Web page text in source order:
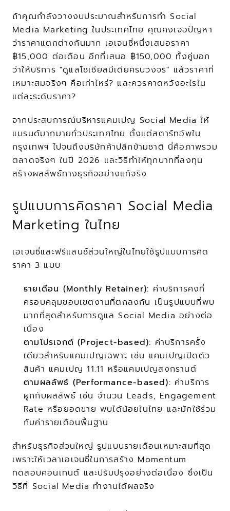
ถ้าคุณกำลังวางงบประมาณสำหรับการทำ Social
Media Marketing ในประเทศไทย คุณคงเจอปัญหา
ว่าราคาแตกต่างกันมาก เอเจนซี่หนึ่งเสนอราคา
฿15,000 ต่อเดือน อีกที่เสนอ ฿150,000 ทั้งคู่บอก
ว่าให้บริการ "ดูแลโซเชียลมีเดียครบวงจร" แล้วราคาที่
เหมาะสมจริงๆ คือเท่าไหร่? และควรคาดหวังอะไรใน
แต่ละระดับราคา?
จากประสบการณ์บริหารแคมเปญ Social Media ให้
แบรนด์มากมายทั่วประเทศไทย ตั้งแต่สตาร์ทอัพใน
กรุงเทพฯ ไปจนถึงบริษัทค้าปลีกข้ามชาติ นี่คือภาพรวม
ตลาดจริงๆ ในปี 2026 และวิธีทำให้ทุกบาทที่ลงทุน
สร้างผลลัพธ์ทางธุรกิจอย่างแท้จริง
รูปแบบการคิดราคา Social Media
Marketing ในไทย
เอเจนซี่และฟรีแลนซ์ส่วนใหญ่ในไทยใช้รูปแบบการคิด
ราคา 3 แบบ:
รายเดือน (Monthly Retainer): ค่าบริการคงที่
ครอบคลุมขอบเขตงานที่ตกลงกัน เป็นรูปแบบที่พบ
มากที่สุดสำหรับการดูแล Social Media อย่างต่อ
เนื่อง
ตามโปรเจกต์ (Project-based): ค่าบริการครั้ง
เดียวสำหรับแคมเปญเฉพาะ เช่น แคมเปญเปิดตัว
สินค้า แคมเปญ 11.11 หรือแคมเปญสงกรานต์
ตามผลลัพธ์ (Performance-based): ค่าบริการ
ผูกกับผลลัพธ์ เช่น จำนวน Leads, Engagement
Rate หรือยอดขาย พบได้น้อยในไทย และมักใช้ร่วม
กับค่ารายเดือนพื้นฐาน
สำหรับธุรกิจส่วนใหญ่ รูปแบบรายเดือนเหมาะสมที่สุด
เพราะให้เวลาเอเจนซี่ในการสร้าง Momentum
ทดสอบคอนเทนต์ และปรับปรุงอย่างต่อเนื่อง ซึ่งเป็น
วิธีที่ Social Media ทำงานได้ผลจริง